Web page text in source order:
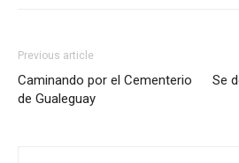
Previous article
Caminando por el Cementerio
de Gualeguay
Se